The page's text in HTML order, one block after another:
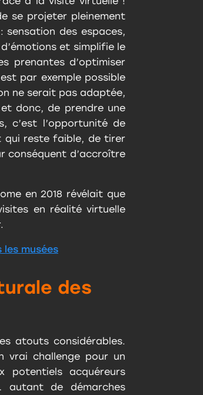
se projeter pleinement
sensation des espaces,
et simplifie le
prenantes d’optimiser
par exemple possible
ne serait pas adaptée,
donc, de prendre une
c’est l’opportunité de
qui reste faible, de tirer
conséquent d’accroître
en 2018 révélait que
en réalité virtuelle
les musées
des
atouts considérables.
vrai challenge pour un
potentiels acquéreurs
autant de démarches